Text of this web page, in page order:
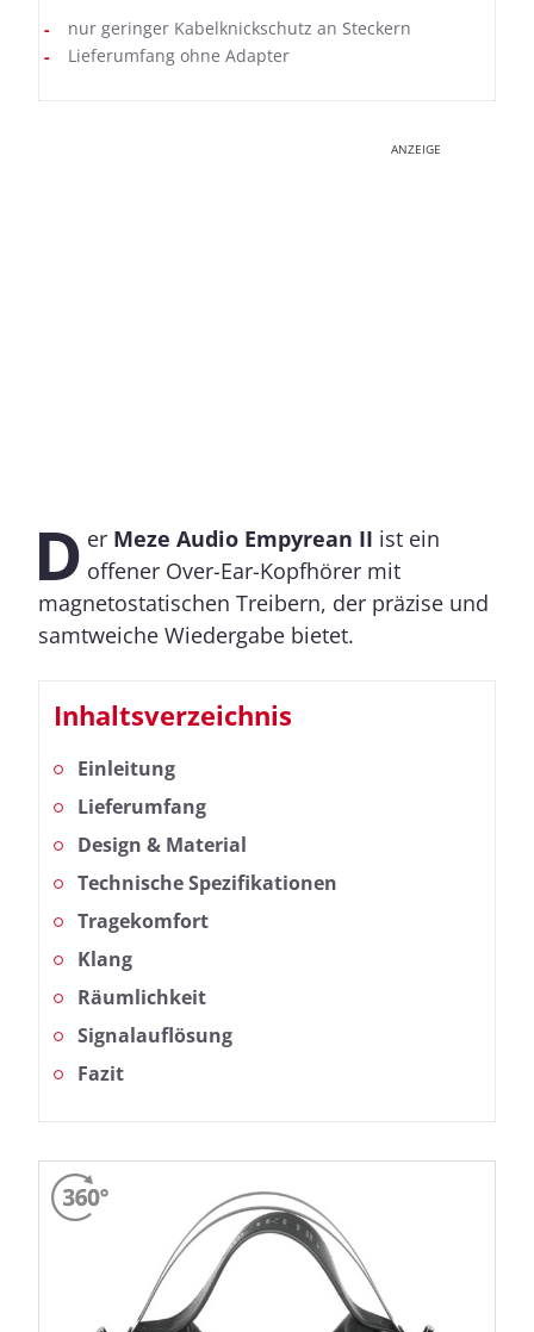
nur geringer Kabelknickschutz an Steckern
Lieferumfang ohne Adapter
ANZEIGE
D er Meze Audio Empyrean II ist ein
offener Over-Ear-Kopfhörer mit
magnetostatischen Treibern, der präzise und
samtweiche Wiedergabe bietet.
Inhaltsverzeichnis
Einleitung
Lieferumfang
Design & Material
Technische Spezifikationen
Tragekomfort
Klang
Räumlichkeit
Signalauflösung
Fazit